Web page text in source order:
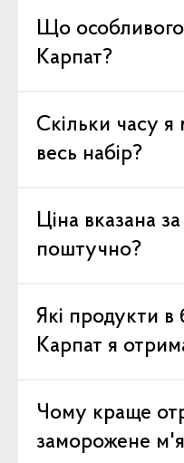
Що
Карпат?
Скільки часу
весь набір?
Ціна вказана
поштучно?
Які продукти в
Карпат я
Чому краще
заморожене